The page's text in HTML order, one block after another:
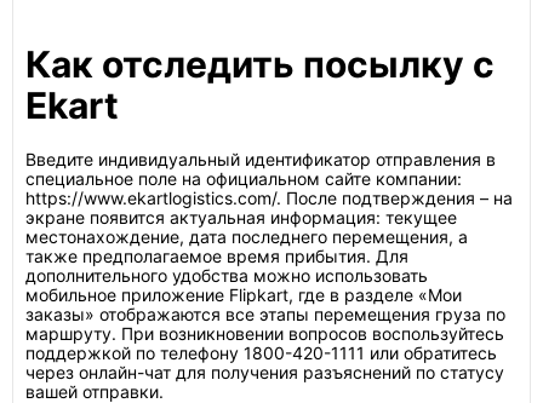
Как отследить посылку с
Ekart
Введите индивидуальный идентификатор отправления в
специальное поле на официальном сайте компании:
https://www.ekartlogistics.com/. После подтверждения – на
экране появится актуальная информация: текущее
местонахождение, дата последнего перемещения, а
также предполагаемое время прибытия. Для
дополнительного удобства можно использовать
мобильное приложение Flipkart, где в разделе «Мои
заказы» отображаются все этапы перемещения груза по
маршруту. При возникновении вопросов воспользуйтесь
поддержкой по телефону 1800-420-1111 или обратитесь
через онлайн-чат для получения разъяснений по статусу
вашей отправки.